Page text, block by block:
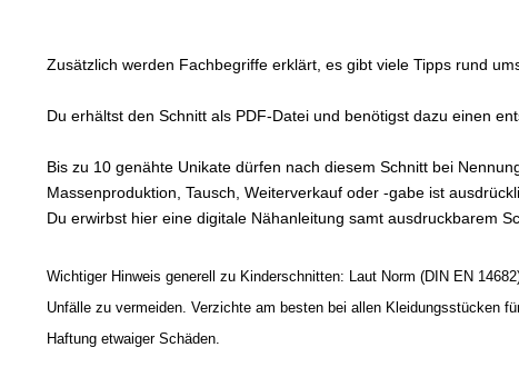
Zusätzlich werden Fachbegriffe erklärt, es gibt viele Tipps rund
Du erhältst den Schnitt als PDF-Datei und benötigst dazu einen
Bis zu 10 genähte Unikate dürfen nach diesem Schnitt bei
Massenproduktion, Tausch, Weiterverkauf oder -gabe ist
Du erwirbst hier eine digitale Nähanleitung samt ausdruckbarem
Wichtiger Hinweis generell zu Kinderschnitten: Laut Norm (DIN EN
Unfälle zu vermeiden. Verzichte am besten bei allen Kleidungsstücken
Haftung etwaiger Schäden.